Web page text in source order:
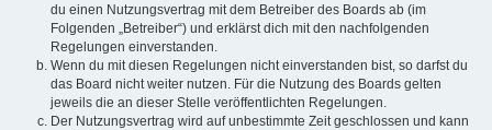
du einen Nutzungsvertrag mit dem Betreiber des Boards ab (im
Folgenden „Betreiber“) und erklärst dich mit den nachfolgenden
Regelungen einverstanden.
Wenn du mit diesen Regelungen nicht einverstanden bist, so darfst du
das Board nicht weiter nutzen. Für die Nutzung des Boards gelten
jeweils die an dieser Stelle veröffentlichten Regelungen.
Der Nutzungsvertrag wird auf unbestimmte Zeit geschlossen und kann